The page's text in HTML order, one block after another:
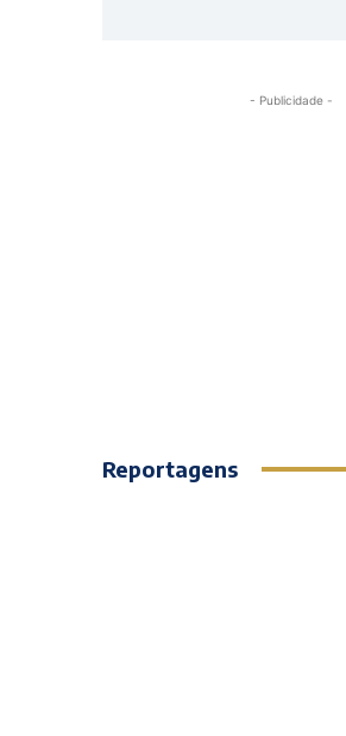
- Publicidade -
Reportagens